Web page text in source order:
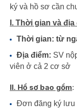
ký và hồ sơ cần
I. Thời gian và
Thời gian: từ
Địa điểm: SV
viên ở cả 2 cơ sở
II. Hồ sơ bao gồm:
Đơn đăng ký lưu